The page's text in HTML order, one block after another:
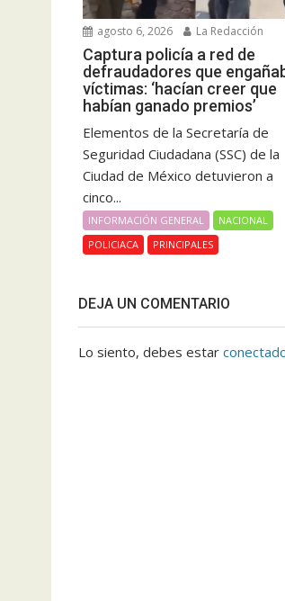
agosto 6, 2026 La Redacción
Captura policía a red de
defraudadores que
víctimas: ‘hacían creer que
habían ganado premios’
Elementos de la Secretaría de
Seguridad Ciudadana (SSC) de la
Ciudad de México detuvieron a
cinco...
INFORMACIÓN GENERAL
NACIONAL
POLICIACA
PRINCIPALES
DEJA UN COMENTARIO
Lo siento, debes estar